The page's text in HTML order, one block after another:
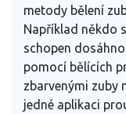
metody bělení
Například někdo
schopen
pomocí bělících
zbarvenými zuby
jedné aplikaci